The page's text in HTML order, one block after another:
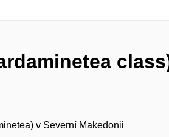
v Severní Makedonii